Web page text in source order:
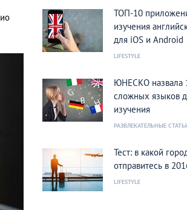
ТОП-10
изучения
для iOS и Android
LIFESTYLE
ЮНЕСКО назвала
сложных языков
изучения
РАЗВЛЕКАТЕЛЬНЫЕ
Тест: в какой
отправитесь в
LIFESTYLE